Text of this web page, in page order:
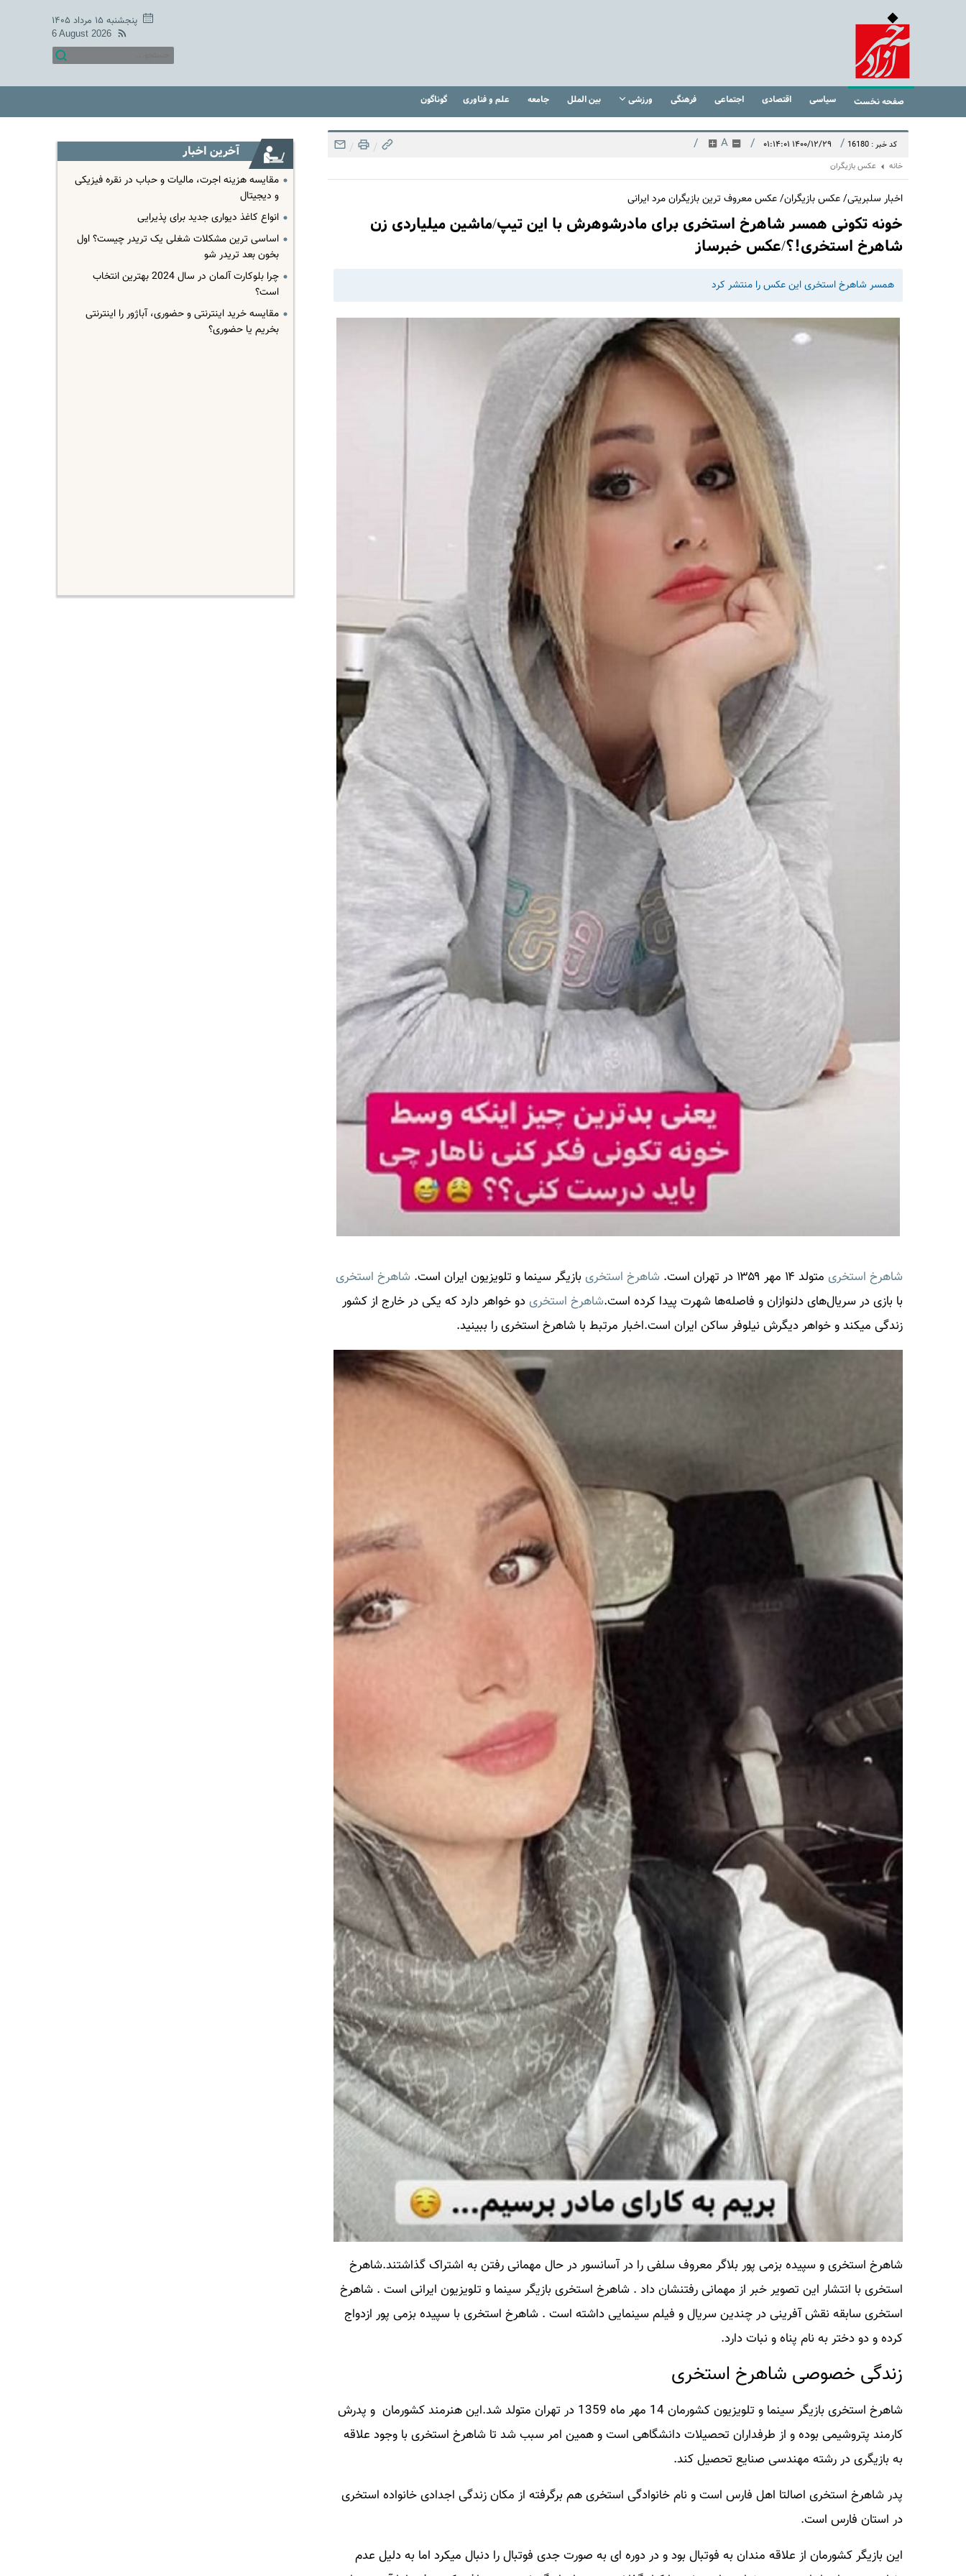
پنجشنبه ۱۵ مرداد ۱۴۰۵
6 August 2026
صفحه نخست سیاسی اقتصادی اجتماعی فرهنگی ورزشی بین الملل جامعه علم و فناوری گوناگون
کد خبر : 16180 / ۱۴۰۰/۱۲/۲۹ ۰۱:۱۴:۰۱ /
A
/
/
/
خانه عکس بازیگران
اخبار سلبریتی/ عکس بازیگران/ عکس معروف ترین بازیگران مرد ایرانی
خونه تکونی همسر شاهرخ استخری برای مادرشوهرش با این تیپ/ماشین میلیاردی زن
شاهرخ استخری!؟/عکس خبرساز
همسر شاهرخ استخری این عکس را منتشر کرد
شاهرخ استخری متولد ۱۴ مهر ۱۳۵۹ در تهران است. شاهرخ استخری بازیگر سینما و تلویزیون ایران است. شاهرخ استخری
با بازی در سریال‌های دلنوازان و فاصله‌ها شهرت پیدا کرده است.شاهرخ استخریدو خواهر دارد که یکی در خارج از کشور
زندگی میکند و خواهر دیگرش نیلوفر ساکن ایران است.اخبار مرتبط با شاهرخ استخریرا ببینید.
شاهرخ استخری و سپیده بزمی پور بلاگر معروف سلفی را در آسانسور در حال مهمانی رفتن به اشتراک گذاشتند.شاهرخ
استخری با انتشار این تصویر خبر از مهمانی رفتنشان داد . شاهرخ استخری بازیگر سینما و تلویزیون ایرانی است . شاهرخ
استخری سابقه نقش آفرینی در چندین سریال و فیلم سینمایی داشته است . شاهرخ استخری با سپیده بزمی پور ازدواج
کرده و دو دختر به نام پناه و نبات دارد.
زندگی خصوصی شاهرخ استخری
شاهرخ استخری بازیگر سینما و تلویزیون کشورمان 14 مهر ماه 1359 در تهران متولد شد.این هنرمند کشورمان و پدرش
کارمند پتروشیمی بوده و از طرفداران تحصیلات دانشگاهی است و همین امر سبب شد تا شاهرخ استخری با وجود علاقه
به بازیگری در رشته مهندسی صنایع تحصیل کند.
پدر شاهرخ استخری اصالتا اهل فارس است و نام خانوادگی استخری هم برگرفته از مکان زندگی اجدادی خانواده استخری
در استان فارس است.
این بازیگر کشورمان از علاقه مندان به فوتبال بود و در دوره ای به صورت جدی فوتبال را دنبال میکرد اما به دلیل عدم
آخرین اخبار
مقایسه هزینه اجرت، مالیات و حباب در نقره فیزیکی
و دیجیتال
انواع کاغذ دیواری جدید برای پذیرایی
اساسی ترین مشکلات شغلی یک تریدر چیست؟ اول
بخون بعد تریدر شو
چرا بلوکارت آلمان در سال 2024 بهترین انتخاب
است؟
مقایسه خرید اینترنتی و حضوری، آباژور را اینترنتی
بخریم یا حضوری؟